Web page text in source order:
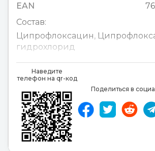
EAN
Состав:
Ципрофлоксацин,
гидрохлорид
Ciprofloxacin
Наведите
телефон на qr-код
Поделиться в